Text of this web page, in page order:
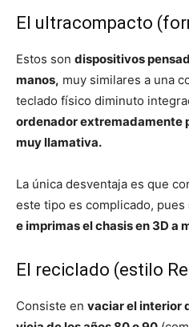
El ultracompacto
Estos son dispositivos
manos, muy similares a una
teclado físico diminuto
ordenador extremadamente
muy llamativa.
La única desventaja es que
este tipo es complicado, pues
e imprimas el chasis en 3D a
El reciclado (estilo
Consiste en vaciar el interior